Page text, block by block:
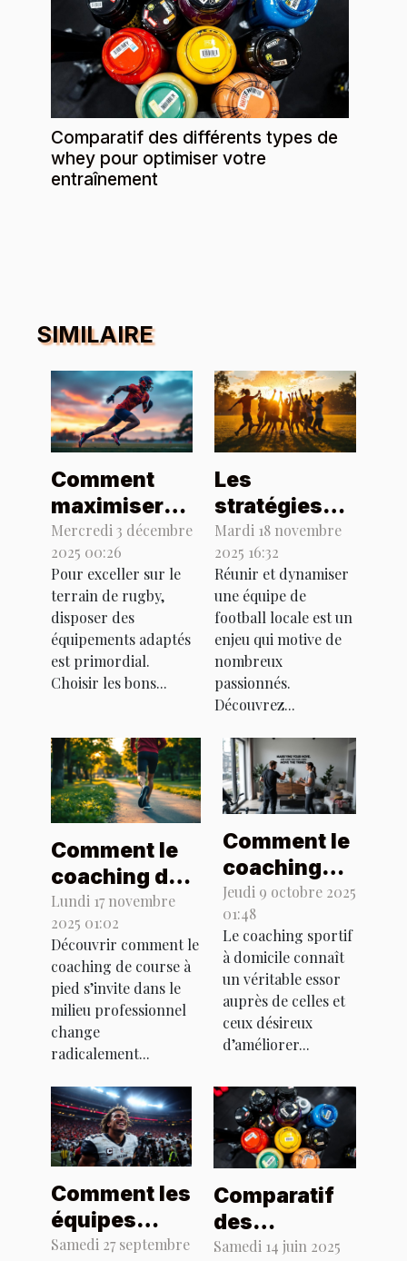
Comparatif des différents types de
whey pour optimiser votre
entraînement
SIMILAIRE
Comment
maximiser
votre
performance
avec les
bons
équipements
de rugby ?
Mercredi 3 décembre
2025 00:26
Pour exceller sur le
terrain de rugby,
disposer des
équipements adaptés
est primordial.
Choisir les bons...
Les
stratégies
réussies
pour
revitaliser
une équipe
de football
locale
Mardi 18 novembre
2025 16:32
Réunir et dynamiser
une équipe de
football locale est un
enjeu qui motive de
nombreux
passionnés.
Découvrez...
Comment le
coaching de
course à pied
transforme-
t-il le milieu
professionnel
?
Lundi 17 novembre
2025 01:02
Découvrir comment le
coaching de course à
pied s’invite dans le
milieu professionnel
change
radicalement...
Comment le
coaching
sportif à
domicile
transforme-
t-il votre
quotidien ?
Jeudi 9 octobre 2025
01:48
Le coaching sportif
à domicile connaît
un véritable essor
auprès de celles et
ceux désireux
d’améliorer...
Comment les
équipes
dominantes
Samedi 27 septembre
Comparatif
des
différents
Samedi 14 juin 2025